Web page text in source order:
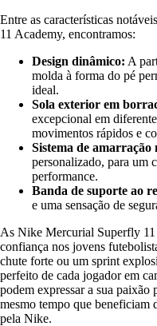
Entre as características
11 Academy, encontramos:
Design dinâmico: A
molda à forma do pé
ideal.
Sola exterior em
excepcional em
movimentos rápidos e
Sistema de amarração
personalizado, para um
performance.
Banda de suporte ao
e uma sensação de
As Nike Mercurial Superfly 11
confiança nos jovens
chute forte ou um sprint
perfeito de cada jogador em
podem expressar a sua
mesmo tempo que beneficiam
pela Nike.